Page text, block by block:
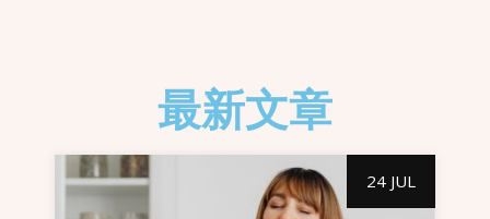
最新文章
24 JUL